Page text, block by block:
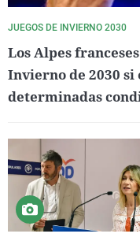
JUEGOS DE INVIERNO 2030
Los Alpes
Invierno de 2030
determinadas